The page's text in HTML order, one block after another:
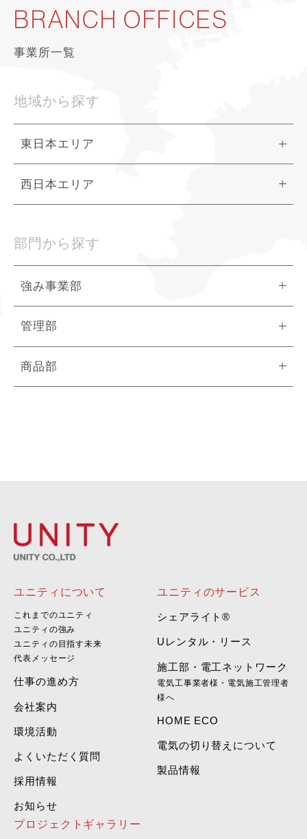
BRANCH OFFICES
事業所一覧
地域から探す
東日本エリア
西日本エリア
部門から探す
強み事業部
管理部
商品部
ユニティについて
これまでのユニティ
ユニティの強み
ユニティの目指す未来
代表メッセージ
仕事の進め方
会社案内
環境活動
よくいただく質問
採用情報
お知らせ
ユニティのサービス
シェアライト®
Uレンタル・リース
施工部・電工ネットワーク
電気工事業者様・電気施工管理者
様へ
HOME ECO
電気の切り替えについて
製品情報
プロジェクトギャラリー